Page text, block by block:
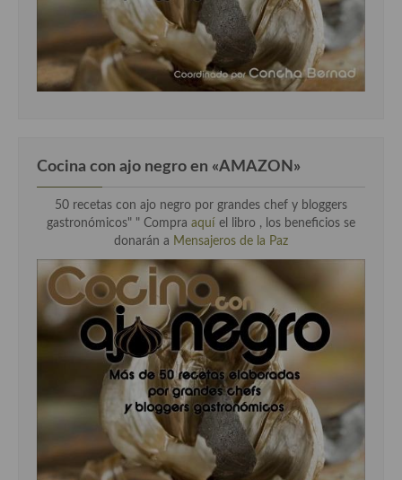
Cocina con ajo negro en «AMAZON»
50 recetas con ajo negro por grandes chef y bloggers
gastronómicos" " Compra aquí el libro , los beneficios se
donarán a Mensajeros de la Paz